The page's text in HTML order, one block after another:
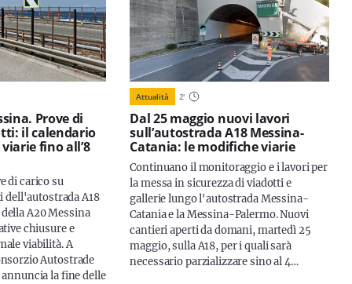
Prove di
il calendario
fino all’8
di carico su
dell'autostrada A18
A20 Messina
chiusure e
viabilità. A
Autostrade
la fine delle
Attualità 2'
Dal 25 maggio nuovi lavori
sull’autostrada A18 Messina-
Catania: le modifiche viarie
Continuano il monitoraggio e i lavori per
la messa in sicurezza di viadotti e
gallerie lungo l'autostrada Messina-
Catania e la Messina-Palermo. Nuovi
cantieri aperti da domani, martedì 25
maggio, sulla A18, per i quali sarà
necessario parzializzare sino al 4…